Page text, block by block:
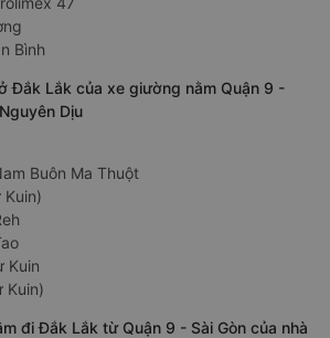
Bình
Đắk Lắk của xe giường nằm Quận 9 -
Dịu
Buôn Ma Thuột
Kuin)
Kuin
Kuin)
đi Đắk Lắk từ Quận 9 - Sài Gòn của nhà